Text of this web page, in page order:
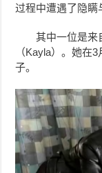
过程中遭遇了隐瞒
其中一位是来
（Kayla）。她在
子。